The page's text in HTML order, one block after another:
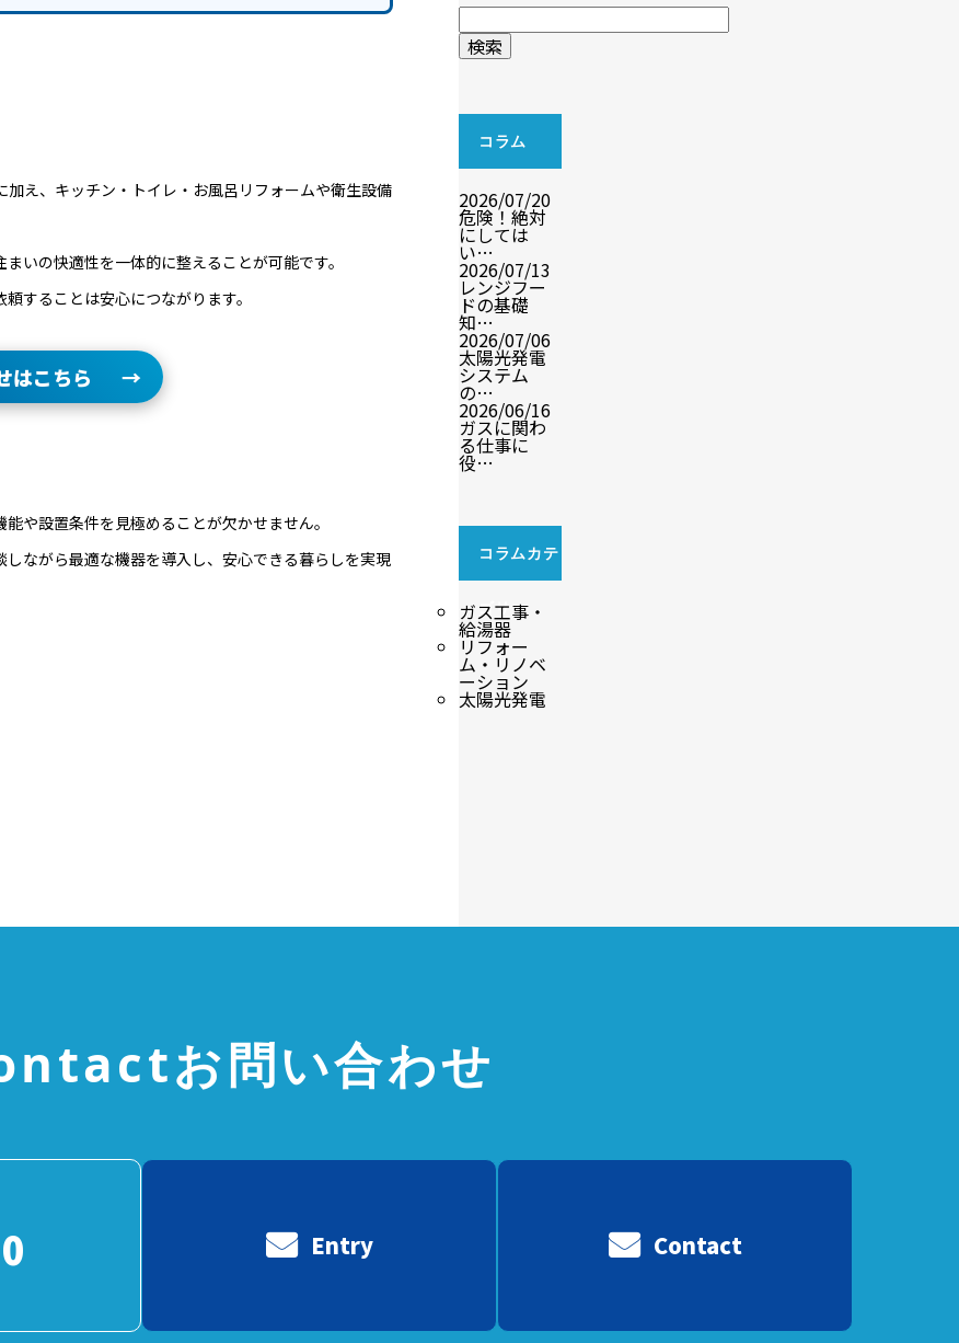
え、キッチン・トイレ・お風呂リフォームや衛生設備
いの快適性を一体的に整えることが可能です。
することは安心につながります。
はこちら
や設置条件を見極めることが欠かせません。
ながら最適な機器を導入し、安心できる暮らしを実現
コラム
2026/07/20
危険！絶対
にしては
い…
2026/07/13
レンジフー
ドの基礎
知…
2026/07/06
太陽光発電
システム
の…
2026/06/16
ガスに関わ
る仕事に
役…
コラムカテ
ゴリ
ガス工事・
給湯器
リフォー
ム・リノベ
ーション
太陽光発電
お問い合わせ
Entry Contact